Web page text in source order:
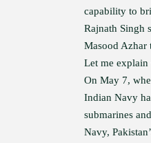
capability to
Rajnath Singh
Masood Azhar
Let me explain
On May 7,
Indian Navy
submarines
Navy,